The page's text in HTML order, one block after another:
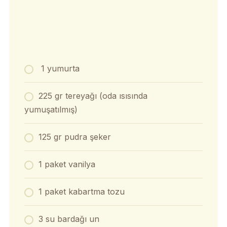
1 yumurta
225 gr tereyağı (oda ısısında
yumuşatılmış)
125 gr pudra şeker
1 paket vanilya
1 paket kabartma tozu
3 su bardağı un